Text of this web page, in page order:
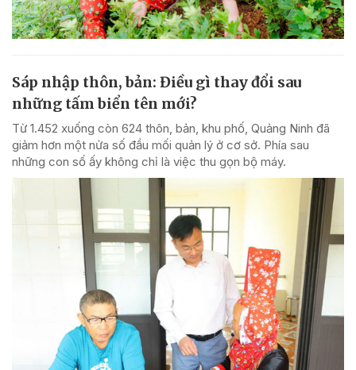
Sáp nhập thôn, bản: Điều gì thay đổi sau
những tấm biển tên mới?
Từ 1.452 xuống còn 624 thôn, bản, khu phố, Quảng Ninh đã
giảm hơn một nửa số đầu mối quản lý ở cơ sở. Phía sau
những con số ấy không chỉ là việc thu gọn bộ máy.